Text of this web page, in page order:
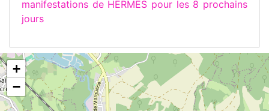
manifestations de HERMES pour les 8 prochains
jours
+
−